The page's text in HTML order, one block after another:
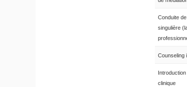
Conduite
singulière
Counseling
clinique